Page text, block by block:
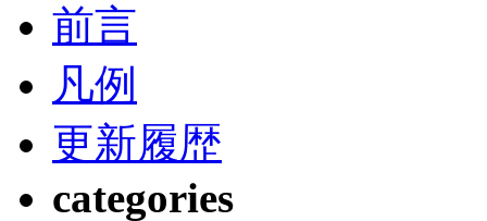
前言
凡例
更新履歴
categories